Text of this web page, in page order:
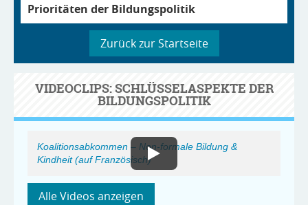
Prioritäten der Bildungspolitik
Zurück zur Startseite
VIDEOCLIPS: SCHLÜSSELASPEKTE DER
BILDUNGSPOLITIK
Koalitionsabkommen – Non-formale Bildung &
Kindheit (auf Französisch)
Alle Videos anzeigen